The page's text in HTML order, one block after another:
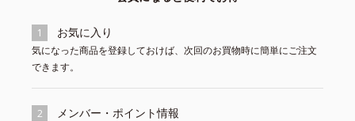
1 お気に入り
気になった商品を登録しておけば、次回のお買物時に簡単にご注文
できます。
2 メンバー・ポイント情報